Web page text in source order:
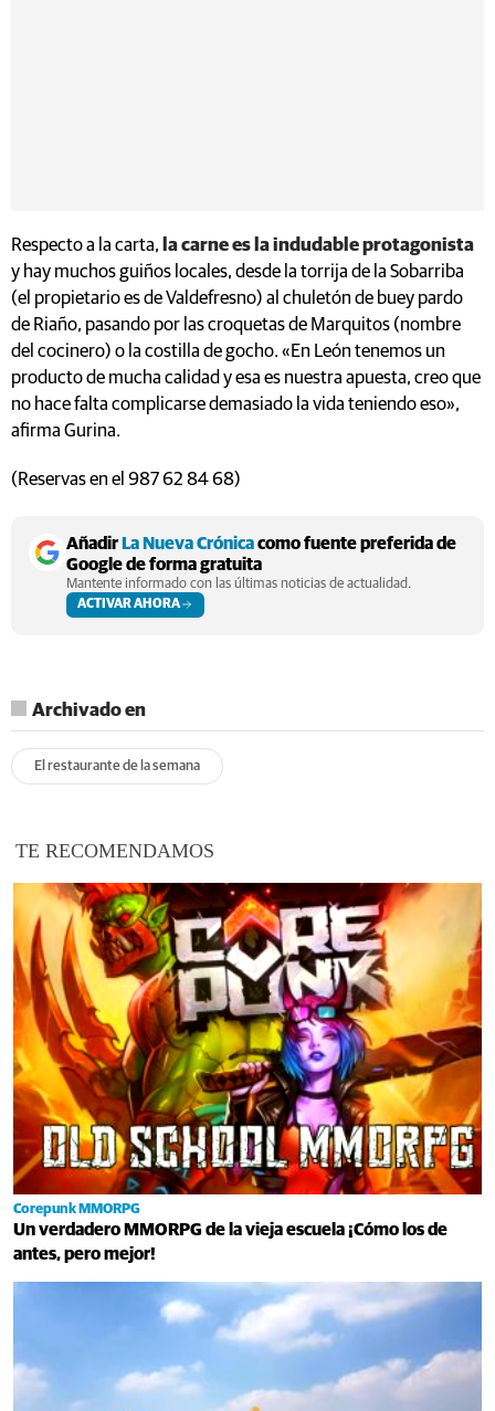
Respecto a la carta, la carne es la indudable protagonista
y hay muchos guiños locales, desde la torrija de la Sobarriba
(el propietario es de Valdefresno) al chuletón de buey pardo
de Riaño, pasando por las croquetas de Marquitos (nombre
del cocinero) o la costilla de gocho. «En León tenemos un
producto de mucha calidad y esa es nuestra apuesta, creo que
no hace falta complicarse demasiado la vida teniendo eso»,
afirma Gurina.
(Reservas en el 987 62 84 68)
Añadir La Nueva Crónicacomo fuente preferida de
Google de forma gratuita
Mantente informado con las últimas noticias de actualidad.
ACTIVAR AHORA
Archivado en
El restaurante de la semana
TE RECOMENDAMOS
Corepunk MMORPG
Un verdadero MMORPG de la vieja escuela ¡Cómo los de
antes, pero mejor!